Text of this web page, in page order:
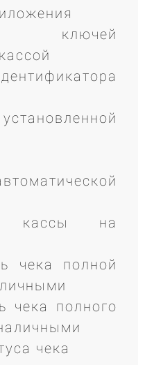
ключей
кассы на
чека полной
чека полного
чека